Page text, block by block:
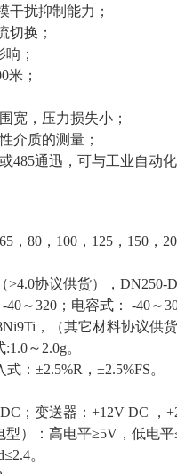
干扰抑制能力；
切换；
；
米；
宽，压力损失小；
介质的测量；
485通迅，可与工业自动化
65 ， 80 ， 100 ， 125 ， 150 ，
>4.0协议供货） ， DN250-
-40～320 ；电容式： -40～
， （其它材料协议供货
:1.0～ 2.0g。
式： ±2.5%R ， ±2.5%FS。
；变送器： +12V DC ，
型） ：高电平≥5V ，低电平
。